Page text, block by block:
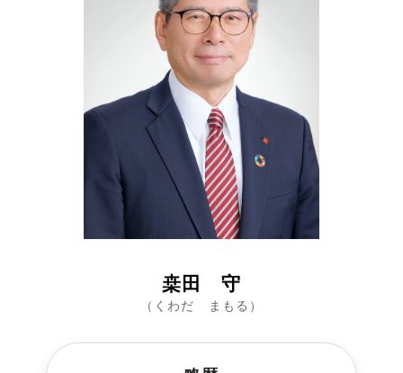
桒田 守
（くわだ まもる）